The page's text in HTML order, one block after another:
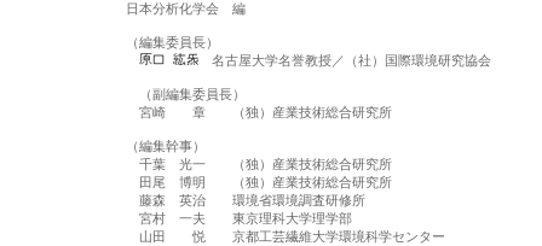
日本分析化学会　編
（編集委員長）
名古屋大学名誉教授／（社）国際環境研究協会
（副編集委員長）
宮崎　　章　　（独）産業技術総合研究所
（編集幹事）
千葉　光一　　（独）産業技術総合研究所
田尾　博明　　（独）産業技術総合研究所
藤森　英治　　環境省環境調査研修所
宮村　一夫　　東京理科大学理学部
山田　　悦　　京都工芸繊維大学環境科学センター